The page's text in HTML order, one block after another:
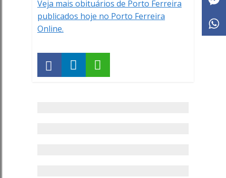
Veja mais obituários de Porto Ferreira
publicados hoje no Porto Ferreira
Online.